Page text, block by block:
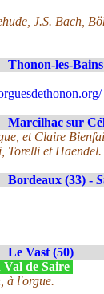
J.S. Bach,
Thonon-les-
Marcilhac sur
et Claire
Torelli et Haendel.
Bordeaux (33) -
Le Vast (50)
Val de Saire
à l'orgue.